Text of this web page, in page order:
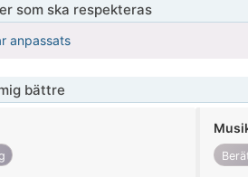
som ska respekteras
anpassats
bättre